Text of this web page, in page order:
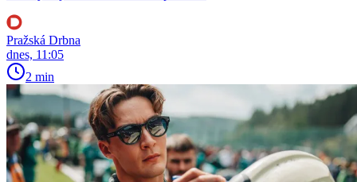
Pražská Drbna
dnes, 11:05
2 min